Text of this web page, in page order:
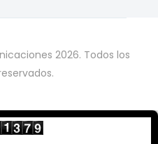
2026. Todos los